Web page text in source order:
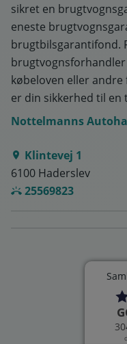
sikret en
eneste
brugtbilsgarantifond.
købeloven eller
er din sikkerhed til en
Nottelmanns
Klintevej 1
6100 Haderslev
25569823